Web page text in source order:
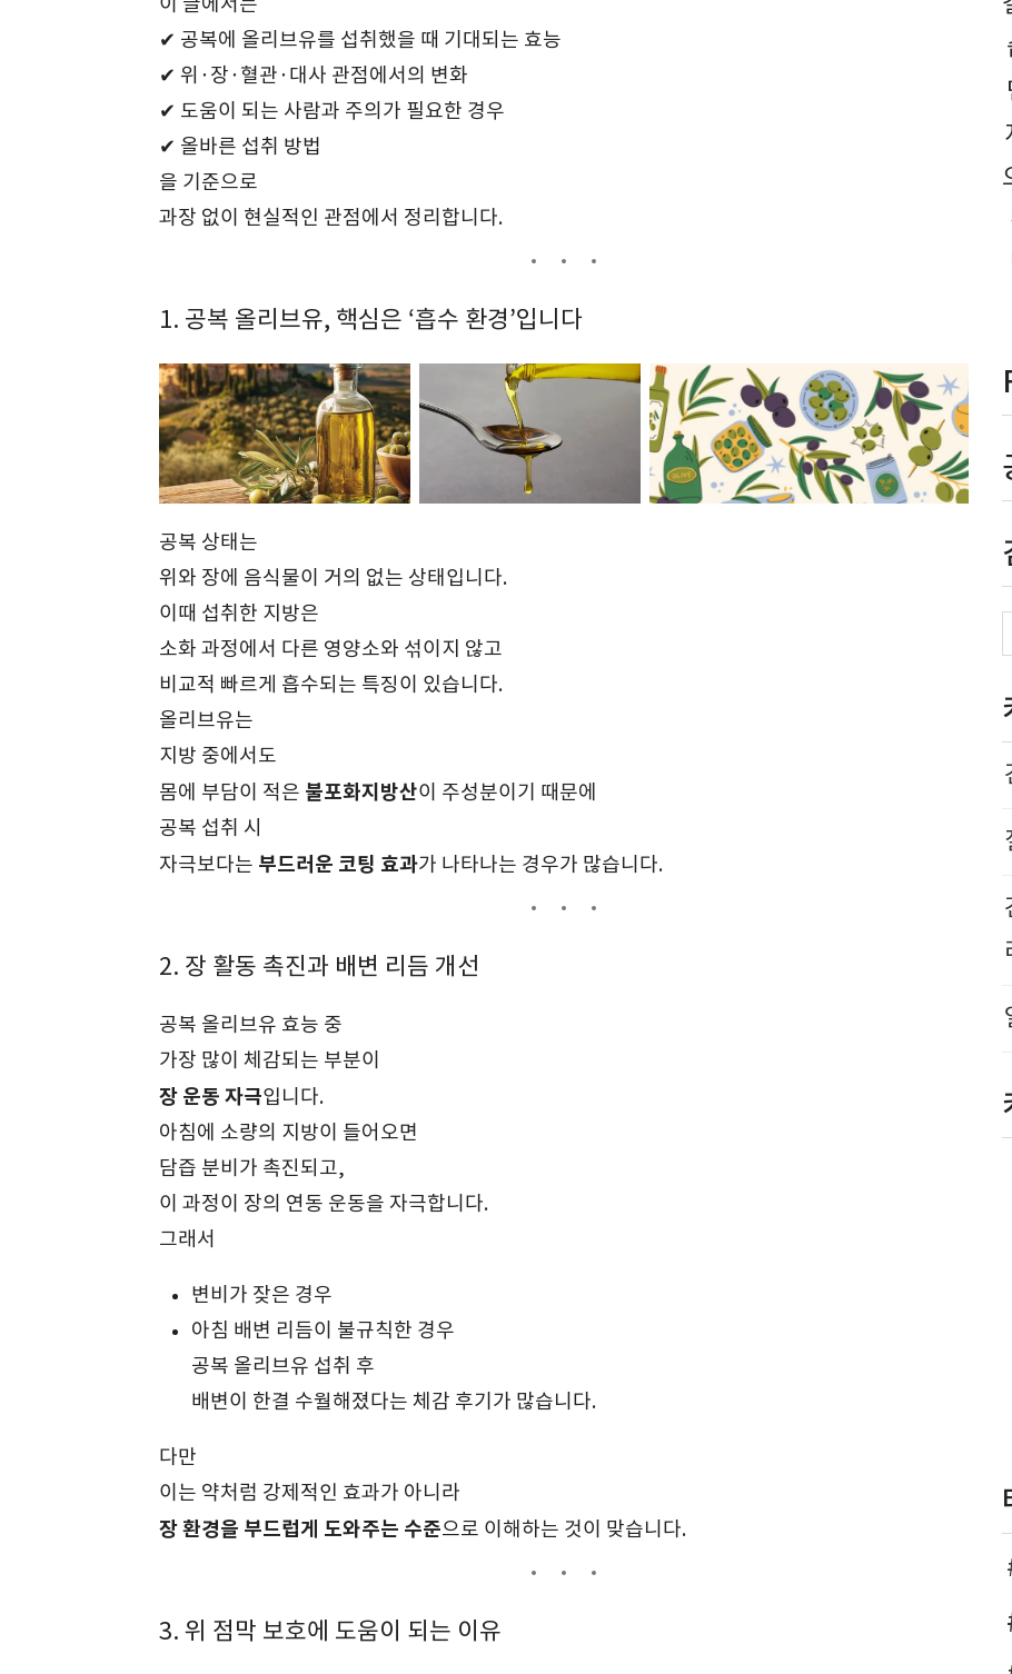
이 글에서는
✔ 공복에 올리브유를 섭취했을 때 기대되는 효능
✔ 위·장·혈관·대사 관점에서의 변화
✔ 도움이 되는 사람과 주의가 필요한 경우
✔ 올바른 섭취 방법
을 기준으로
과장 없이 현실적인 관점에서 정리합니다.
1. 공복 올리브유, 핵심은 ‘흡수 환경’입니다
공복 상태는
위와 장에 음식물이 거의 없는 상태입니다.
이때 섭취한 지방은
소화 과정에서 다른 영양소와 섞이지 않고
비교적 빠르게 흡수되는 특징이 있습니다.
올리브유는
지방 중에서도
몸에 부담이 적은 불포화지방산이 주성분이기 때문에
공복 섭취 시
자극보다는 부드러운 코팅 효과가 나타나는 경우가 많습니다.
2. 장 활동 촉진과 배변 리듬 개선
공복 올리브유 효능 중
가장 많이 체감되는 부분이
장 운동 자극입니다.
아침에 소량의 지방이 들어오면
담즙 분비가 촉진되고,
이 과정이 장의 연동 운동을 자극합니다.
그래서
변비가 잦은 경우
아침 배변 리듬이 불규칙한 경우
공복 올리브유 섭취 후
배변이 한결 수월해졌다는 체감 후기가 많습니다.
다만
이는 약처럼 강제적인 효과가 아니라
장 환경을 부드럽게 도와주는 수준으로 이해하는 것이 맞습니다.
3. 위 점막 보호에 도움이 되는 이유